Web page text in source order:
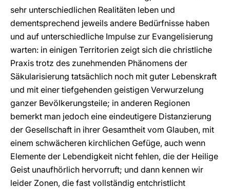
sehr unterschiedlichen Realitäten leben und
dementsprechend jeweils andere Bedürfnisse haben
und auf unterschiedliche Impulse zur Evangelisierung
warten: in einigen Territorien zeigt sich die christliche
Praxis trotz des zunehmenden Phänomens der
Säkularisierung tatsächlich noch mit guter Lebenskraft
und mit einer tiefgehenden geistigen Verwurzelung
ganzer Bevölkerungsteile; in anderen Regionen
bemerkt man jedoch eine eindeutigere Distanzierung
der Gesellschaft in ihrer Gesamtheit vom Glauben, mit
einem schwächeren kirchlichen Gefüge, auch wenn
Elemente der Lebendigkeit nicht fehlen, die der Heilige
Geist unaufhörlich hervorruft; und dann kennen wir
leider Zonen, die fast vollständig entchristlicht